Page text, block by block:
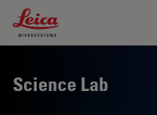
Leica Microsystems Logo
Science Lab